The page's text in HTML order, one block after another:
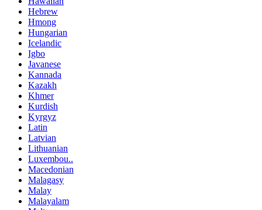
Hebrew
Hmong
Hungarian
Icelandic
Igbo
Javanese
Kannada
Kazakh
Khmer
Kurdish
Kyrgyz
Latin
Latvian
Lithuanian
Luxembou..
Macedonian
Malagasy
Malay
Malayalam